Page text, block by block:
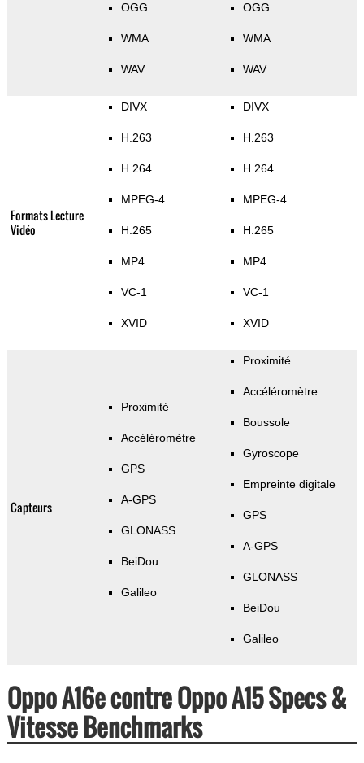
OGG
WMA
WAV
OGG
WMA
WAV
Formats Lecture
Vidéo
DIVX
H.263
H.264
MPEG-4
H.265
MP4
VC-1
XVID
DIVX
H.263
H.264
MPEG-4
H.265
MP4
VC-1
XVID
Capteurs
Proximité
Accéléromètre
GPS
A-GPS
GLONASS
BeiDou
Galileo
Proximité
Accéléromètre
Boussole
Gyroscope
Empreinte digitale
GPS
A-GPS
GLONASS
BeiDou
Galileo
Oppo A16e contre Oppo A15 Specs &
Vitesse Benchmarks